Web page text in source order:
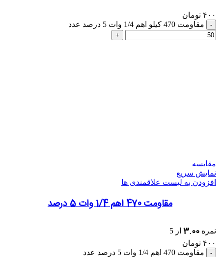
۴۰۰ تومان
مقاومت 470 کیلو اهم 1/4 وات 5 درصد عدد
مقایسه
نمایش سریع
افزودن به لیست علاقمندی ها
مقاومت 470 اهم 1/4 وات 5 درصد
نمره 3.00 از 5
۴۰۰ تومان
مقاومت 470 اهم 1/4 وات 5 درصد عدد